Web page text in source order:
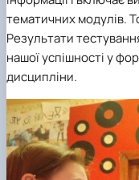
тематичних модулів.
Результати
нашої успішності у
дисципліни.